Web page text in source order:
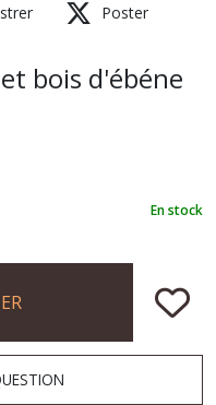
Poster
bois d'ébéne
En stock